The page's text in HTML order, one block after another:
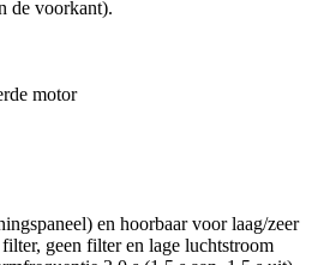
de voorkant).
motor
en hoorbaar voor laag/zeer
geen filter en lage luchtstroom